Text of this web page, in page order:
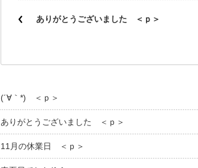
ありがとうございました ＜ｐ＞
(´∀｀*) ＜ｐ＞
ありがとうございました ＜ｐ＞
11月の休業日 ＜ｐ＞